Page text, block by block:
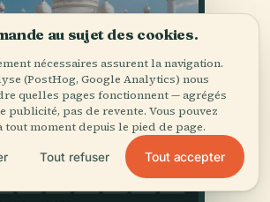
au sujet des cookies.
nécessaires assurent la navigation.
(PostHog, Google Analytics) nous
quelles pages fonctionnent — agrégés
publicité, pas de revente. Vous pouvez
tout moment depuis le pied de page.
Tout refuser Tout accepter